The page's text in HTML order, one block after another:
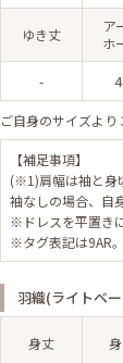
ゆき丈
ア
ホ
-
ご自身のサイズより
【補足事項】
(※1)肩幅は袖と身
袖なしの場合、自
※ドレスを平置き
※タグ表記は9AR。
羽織(ライトベ
身丈